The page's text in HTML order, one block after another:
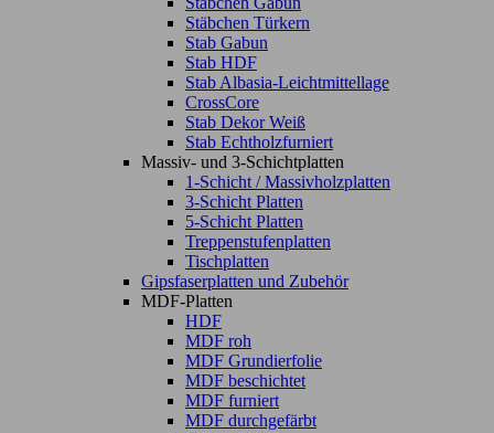
Stäbchen Türkern
Stab Gabun
Stab HDF
Stab Albasia-Leichtmittellage
CrossCore
Stab Dekor Weiß
Stab Echtholzfurniert
Massiv- und 3-Schichtplatten
1-Schicht / Massivholzplatten
3-Schicht Platten
5-Schicht Platten
Treppenstufenplatten
Tischplatten
Gipsfaserplatten und Zubehör
MDF-Platten
HDF
MDF roh
MDF Grundierfolie
MDF beschichtet
MDF furniert
MDF durchgefärbt